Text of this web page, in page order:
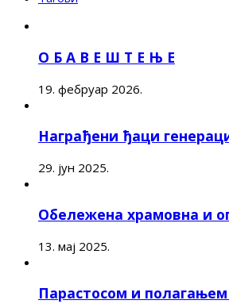
О Б А В Е Ш Т Е Њ Е
19. фебруар 2026.
Награђени ђаци
29. јун 2025.
Обележена храмовна и
13. мај 2025.
Парастосом и